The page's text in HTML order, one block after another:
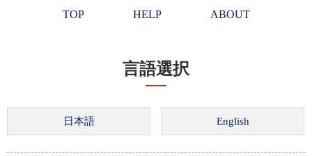
TOP HELP ABOUT
言語選択